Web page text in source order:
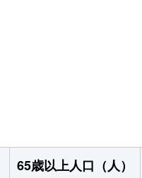
65歳以上人口（人）